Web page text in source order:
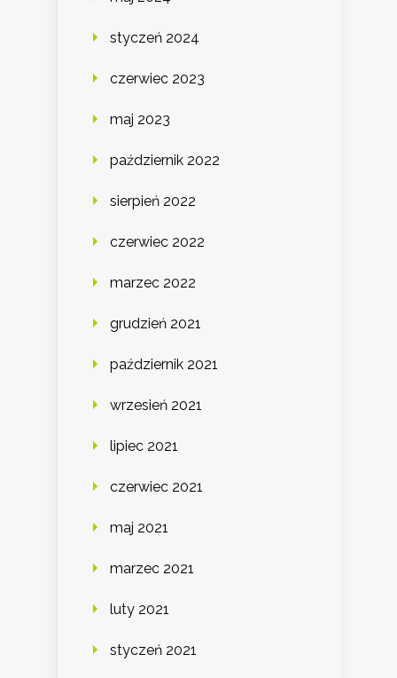
styczeń 2024
czerwiec 2023
maj 2023
październik 2022
sierpień 2022
czerwiec 2022
marzec 2022
grudzień 2021
październik 2021
wrzesień 2021
lipiec 2021
czerwiec 2021
maj 2021
marzec 2021
luty 2021
styczeń 2021